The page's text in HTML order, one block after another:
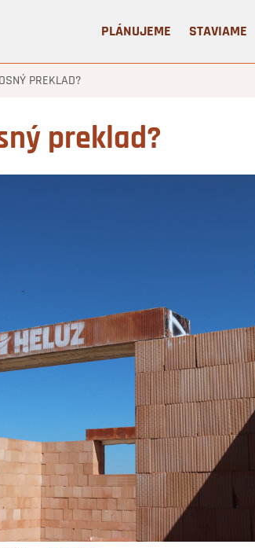
PLÁNUJEME STAVIAME
PREKLAD?
preklad?